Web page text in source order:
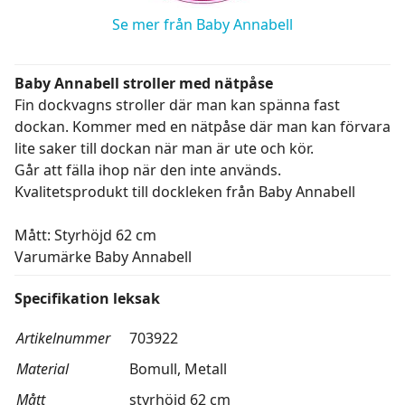
Se mer från Baby Annabell
Baby Annabell stroller med nätpåse
Fin dockvagns stroller där man kan spänna fast
dockan. Kommer med en nätpåse där man kan förvara
lite saker till dockan när man är ute och kör.
Går att fälla ihop när den inte används.
Kvalitetsprodukt till dockleken från Baby Annabell
Mått: Styrhöjd 62 cm
Varumärke Baby Annabell
Specifikation leksak
Artikelnummer
703922
Material
Bomull, Metall
Mått
styrhöjd 62 cm